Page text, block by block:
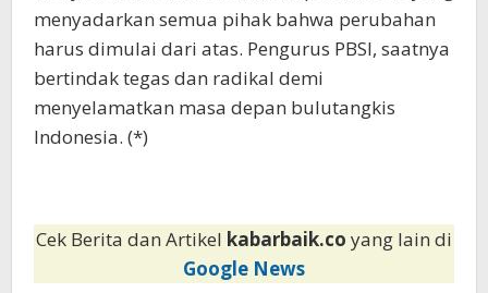
menyadarkan semua pihak bahwa perubahan
harus dimulai dari atas. Pengurus PBSI, saatnya
bertindak tegas dan radikal demi
menyelamatkan masa depan bulutangkis
Indonesia. (*)
Cek Berita dan Artikel kabarbaik.co yang lain di
Google News